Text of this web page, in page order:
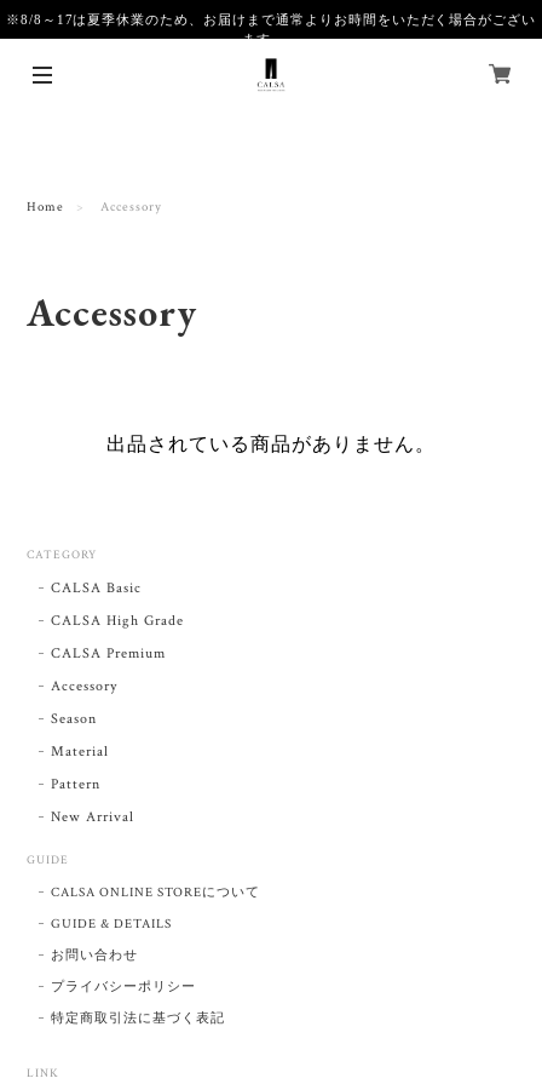
※8/8～17は夏季休業のため、お届けまで通常よりお時間をいただく場合がござい
ます。
Home Accessory
Accessory
出品されている商品がありません。
CATEGORY
CALSA Basic
CALSA High Grade
CALSA Premium
Accessory
Season
Material
Pattern
New Arrival
GUIDE
CALSA ONLINE STOREについて
GUIDE & DETAILS
お問い合わせ
プライバシーポリシー
特定商取引法に基づく表記
LINK